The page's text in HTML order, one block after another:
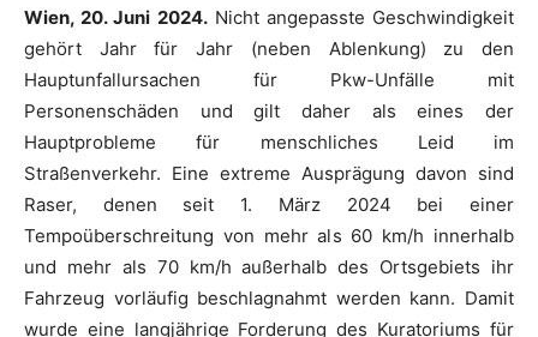
Wien, 20. Juni 2024.Nicht angepasste Geschwindigkeit
gehört Jahr für Jahr (neben Ablenkung) zu den
Hauptunfallursachen für Pkw-Unfälle mit
Personenschäden und gilt daher als eines der
Hauptprobleme für menschliches Leid im
Straßenverkehr. Eine extreme Ausprägung davon sind
Raser, denen seit 1. März 2024 bei einer
Tempoüberschreitung von mehr als 60 km/h innerhalb
und mehr als 70 km/h außerhalb des Ortsgebiets ihr
Fahrzeug vorläufig beschlagnahmt werden kann. Damit
wurde eine langjährige Forderung des Kuratoriums für